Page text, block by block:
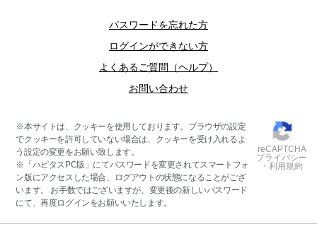
パスワードを忘れた方
ログインができない方
よくあるご質問（ヘルプ）
お問い合わせ
※本サイトは、クッキーを使用しております。ブラウザの設定
でクッキーを許可していない場合は、クッキーを受け入れるよ
う設定の変更をお願い致します。
※「ハピタスPC版」にてパスワードを変更されてスマートフォ
ン版にアクセスした場合、ログアウトの状態になることがござ
います。 お手数ではございますが、変更後の新しいパスワード
にて、再度ログインをお願いいたします。
reCAPTCHA
プライバシー
・利用規約